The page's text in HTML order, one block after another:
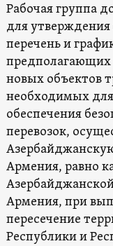
Рабочая группа
для
перечень и
предполагающих
новых объектов
необходимых
обеспечения
перевозок,
Армения, равно
Армения, при
пересечение
Республики и